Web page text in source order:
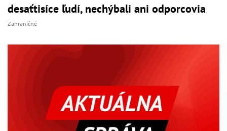
desaťtisíce ľudí, nechýbali ani odporcovia
Zahraničné